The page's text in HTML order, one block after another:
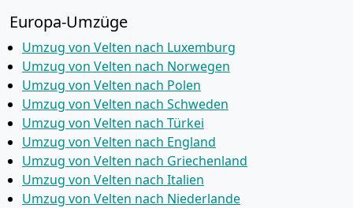
Europa-Umzüge
Umzug von Velten nach Luxemburg
Umzug von Velten nach Norwegen
Umzug von Velten nach Polen
Umzug von Velten nach Schweden
Umzug von Velten nach Türkei
Umzug von Velten nach England
Umzug von Velten nach Griechenland
Umzug von Velten nach Italien
Umzug von Velten nach Niederlande